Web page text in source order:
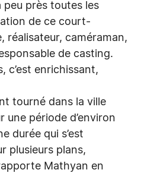
peu près toutes les
de ce court-
réalisateur, caméraman,
de casting.
c’est enrichissant,
tourné dans la ville
une période d’environ
durée qui s’est
plusieurs plans,
Mathyan en